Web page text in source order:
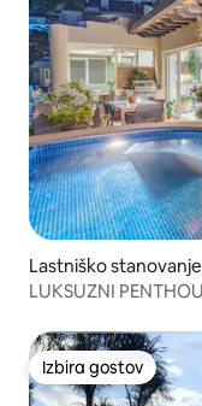
Lastniško
LUKSUZNI
Izbira gostov
Izbira gostov